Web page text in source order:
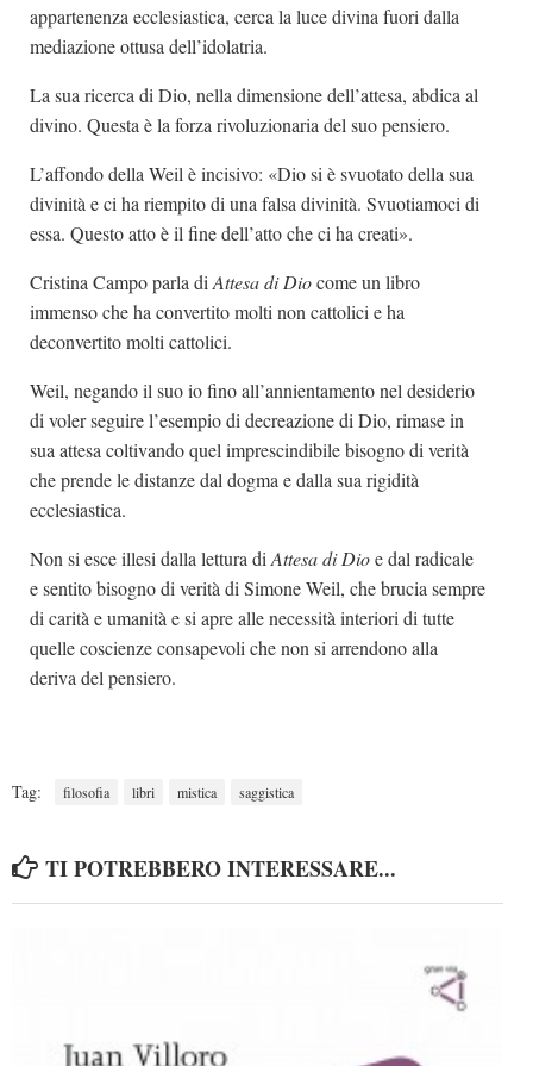
appartenenza ecclesiastica, cerca la luce divina fuori dalla
mediazione ottusa dell’idolatria.
La sua ricerca di Dio, nella dimensione dell’attesa, abdica al
divino. Questa è la forza rivoluzionaria del suo pensiero.
L’affondo della Weil è incisivo: «Dio si è svuotato della sua
divinità e ci ha riempito di una falsa divinità. Svuotiamoci di
essa. Questo atto è il fine dell’atto che ci ha creati».
Cristina Campo parla diAttesa di Diocome un libro
immenso che ha convertito molti non cattolici e ha
deconvertito molti cattolici.
Weil, negando il suo io fino all’annientamento nel desiderio
di voler seguire l’esempio di decreazione di Dio, rimase in
sua attesa coltivando quel imprescindibile bisogno di verità
che prende le distanze dal dogma e dalla sua rigidità
ecclesiastica.
Non si esce illesi dalla lettura diAttesa di Dioe dal radicale
e sentito bisogno di verità di Simone Weil, che brucia sempre
di carità e umanità e si apre alle necessità interiori di tutte
quelle coscienze consapevoli che non si arrendono alla
deriva del pensiero.
Tag: filosofia libri mistica saggistica
TI POTREBBERO INTERESSARE...